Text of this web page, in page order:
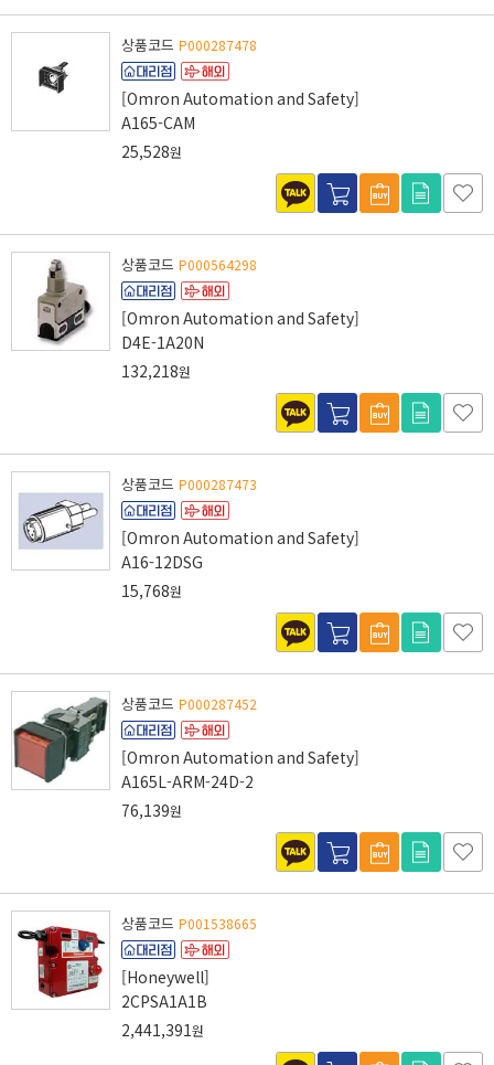
상품코드 P000287478
[Omron Automation and Safety]
A165-CAM
25,528원
상품코드 P000564298
[Omron Automation and Safety]
D4E-1A20N
132,218원
상품코드 P000287473
[Omron Automation and Safety]
A16-12DSG
15,768원
상품코드 P000287452
[Omron Automation and Safety]
A165L-ARM-24D-2
76,139원
상품코드 P001538665
[Honeywell]
2CPSA1A1B
2,441,391원